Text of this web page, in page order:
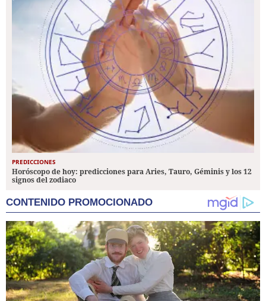
PREDICCIONES
Horóscopo de hoy: predicciones para Aries, Tauro, Géminis y los 12
signos del zodiaco
CONTENIDO PROMOCIONADO